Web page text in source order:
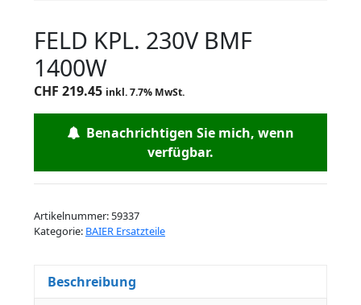
FELD KPL. 230V BMF
1400W
CHF 219.45 inkl. 7.7% MwSt.
Benachrichtigen Sie mich, wenn
verfügbar.
Artikelnummer: 59337
Kategorie: BAIER Ersatzteile
Beschreibung